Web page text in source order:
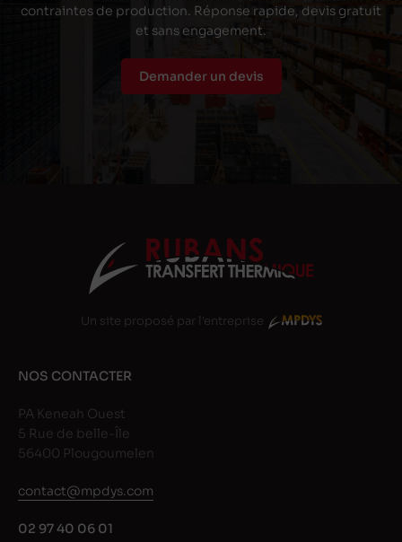
contraintes de production. Réponse rapide, devis gratuit
et sans engagement.
Demander un devis
Un site proposé par l'entreprise
NOS CONTACTER
PA Keneah Ouest
5 Rue de belle-Île
56400 Plougoumelen
contact@mpdys.com
02 97 40 06 01